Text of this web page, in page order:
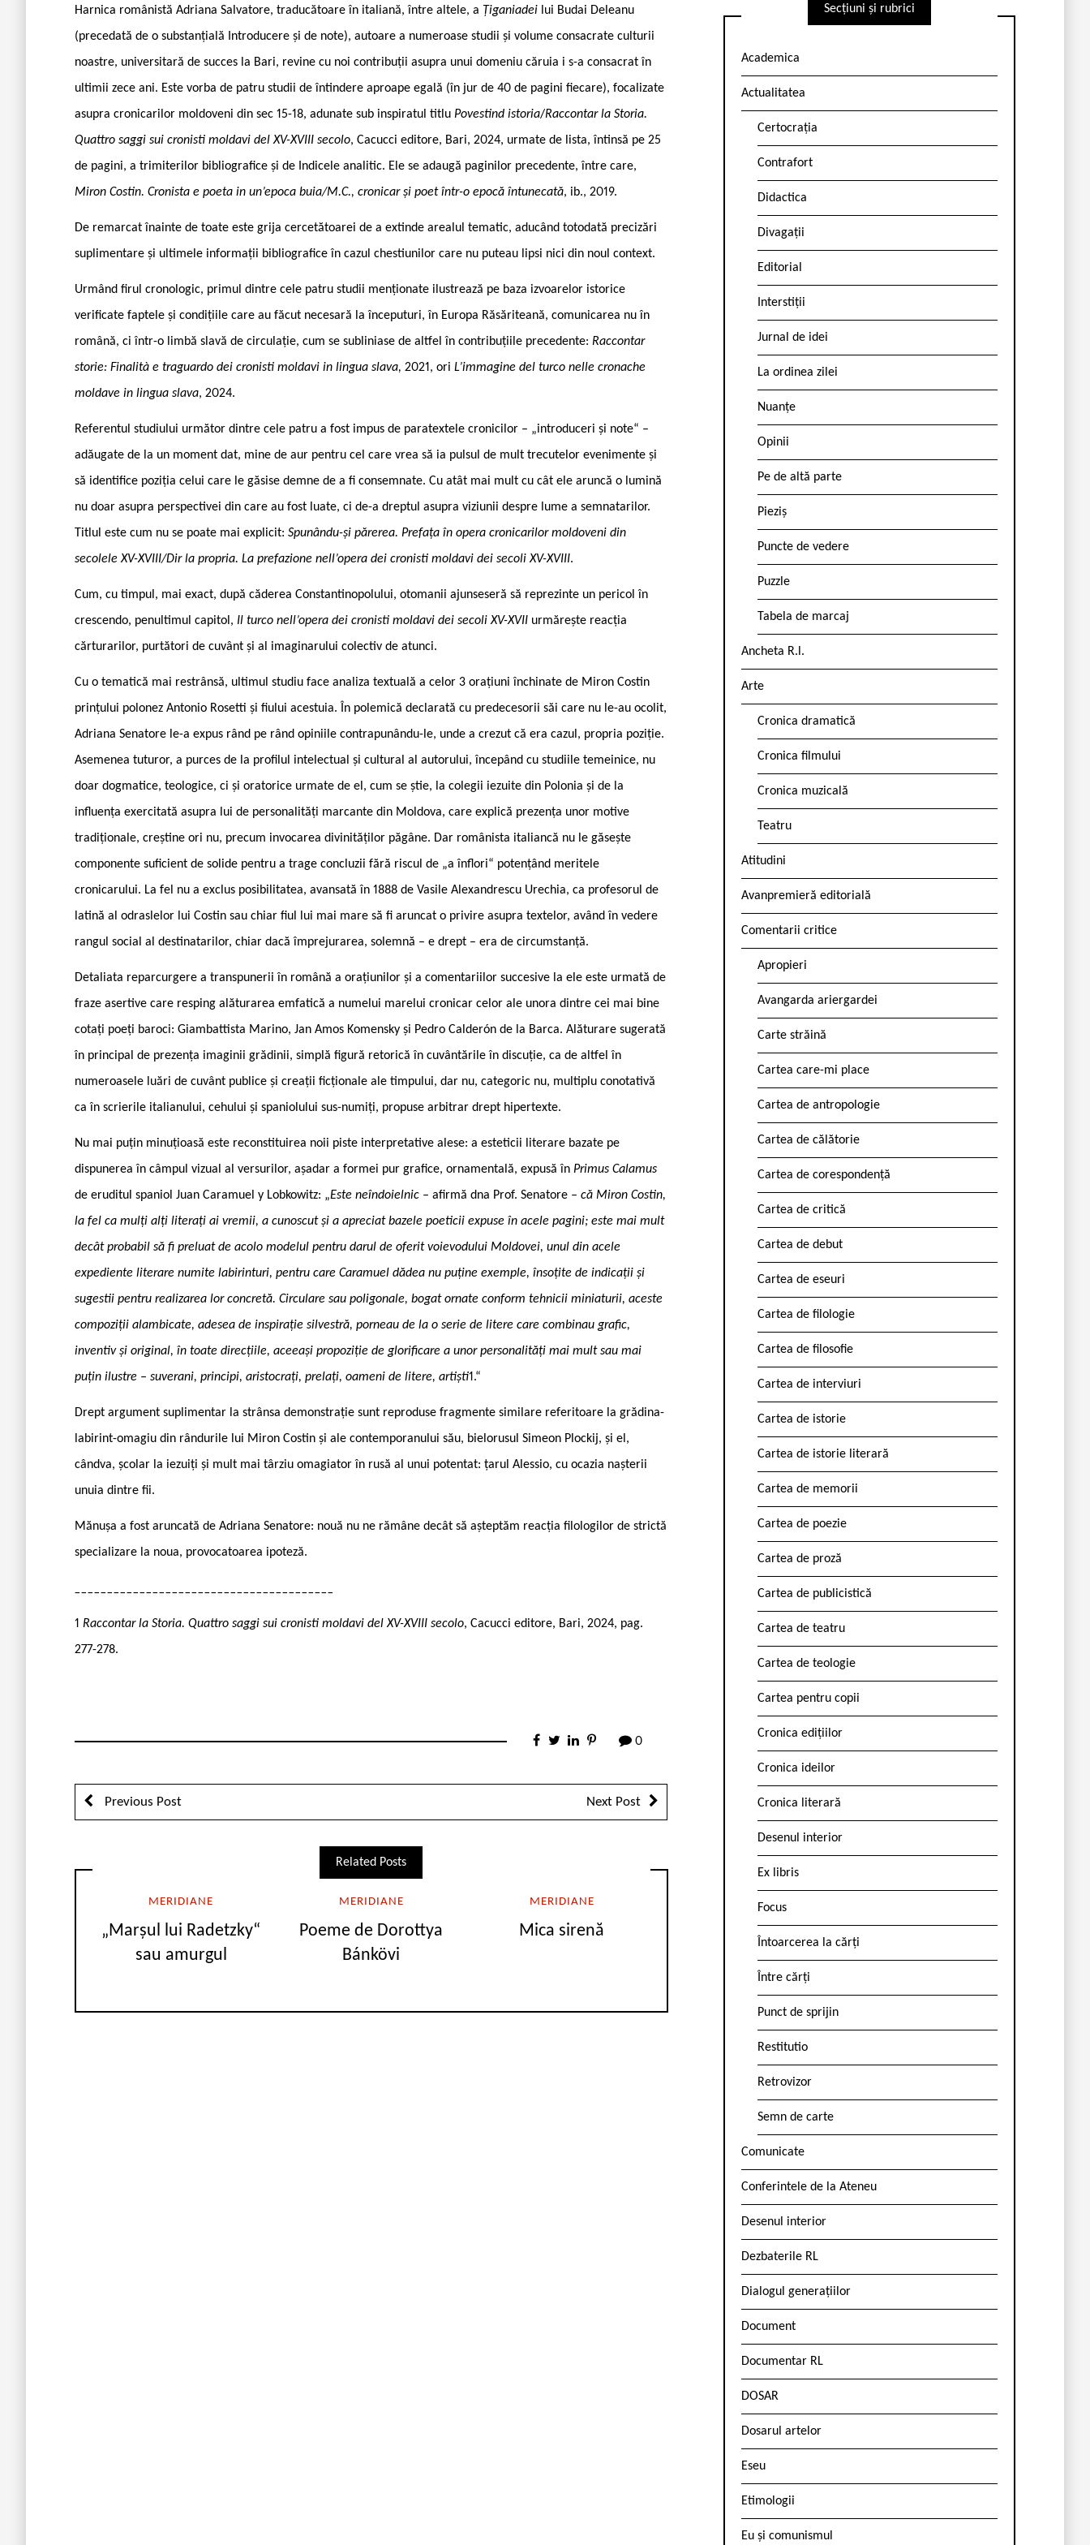
Harnica românistă Adriana Salvatore, traducătoare în italiană, între altele, a Țiganiadei lui Budai Deleanu
(precedată de o substanțială Introducere și de note), autoare a numeroase studii și volume consacrate culturii
noastre, universitară de succes la Bari, revine cu noi contribuții asupra unui domeniu căruia i s-a consacrat în
ultimii zece ani. Este vorba de patru studii de întindere aproape egală (în jur de 40 de pagini fiecare), focalizate
asupra cronicarilor moldoveni din sec 15-18, adunate sub inspiratul titlu Povestind istoria/Raccontar la Storia.
Quattro saggi sui cronisti moldavi del XV-XVIII secolo, Cacucci editore, Bari, 2024, urmate de lista, întinsă pe 25
de pagini, a trimiterilor bibliografice și de Indicele analitic. Ele se adaugă paginilor precedente, între care,
Miron Costin. Cronista e poeta in un’epoca buia/M.C., cronicar și poet într-o epocă întunecată, ib., 2019.
De remarcat înainte de toate este grija cercetătoarei de a extinde arealul tematic, aducând totodată precizări
suplimentare și ultimele informații bibliografice în cazul chestiunilor care nu puteau lipsi nici din noul context.
Urmând firul cronologic, primul dintre cele patru studii menționate ilustrează pe baza izvoarelor istorice
verificate faptele și condițiile care au făcut necesară la începuturi, în Europa Răsăriteană, comunicarea nu în
română, ci într-o limbă slavă de circulație, cum se subliniase de altfel în contribuțiile precedente: Raccontar
storie: Finalità e traguardo dei cronisti moldavi in lingua slava, 2021, ori L’immagine del turco nelle cronache
moldave in lingua slava, 2024.
Referentul studiului următor dintre cele patru a fost impus de paratextele cronicilor – „introduceri și note“ –
adăugate de la un moment dat, mine de aur pentru cel care vrea să ia pulsul de mult trecutelor evenimente și
să identifice poziția celui care le găsise demne de a fi consemnate. Cu atât mai mult cu cât ele aruncă o lumină
nu doar asupra perspectivei din care au fost luate, ci de-a dreptul asupra viziunii despre lume a semnatarilor.
Titlul este cum nu se poate mai explicit: Spunându-și părerea. Prefața în opera cronicarilor moldoveni din
secolele XV-XVIII/Dir la propria. La prefazione nell’opera dei cronisti moldavi dei secoli XV-XVIII.
Cum, cu timpul, mai exact, după căderea Constantinopolului, otomanii ajunseseră să reprezinte un pericol în
crescendo, penultimul capitol, Il turco nell’opera dei cronisti moldavi dei secoli XV-XVII urmărește reacția
cărturarilor, purtători de cuvânt și al imaginarului colectiv de atunci.
Cu o tematică mai restrânsă, ultimul studiu face analiza textuală a celor 3 orațiuni închinate de Miron Costin
prințului polonez Antonio Rosetti și fiului acestuia. În polemică declarată cu predecesorii săi care nu le-au ocolit,
Adriana Senatore le-a expus rând pe rând opiniile contrapunându-le, unde a crezut că era cazul, propria poziție.
Asemenea tuturor, a purces de la profilul intelectual și cultural al autorului, începând cu studiile temeinice, nu
doar dogmatice, teologice, ci și oratorice urmate de el, cum se știe, la colegii iezuite din Polonia și de la
influența exercitată asupra lui de personalități marcante din Moldova, care explică prezența unor motive
tradiționale, creștine ori nu, precum invocarea divinităților păgâne. Dar românista italiancă nu le găsește
componente suficient de solide pentru a trage concluzii fără riscul de „a înflori“ potențând meritele
cronicarului. La fel nu a exclus posibilitatea, avansată în 1888 de Vasile Alexandrescu Urechia, ca profesorul de
latină al odraslelor lui Costin sau chiar fiul lui mai mare să fi aruncat o privire asupra textelor, având în vedere
rangul social al destinatarilor, chiar dacă împrejurarea, solemnă – e drept – era de circumstanță.
Detaliata reparcurgere a transpunerii în română a orațiunilor și a comentariilor succesive la ele este urmată de
fraze asertive care resping alăturarea emfatică a numelui marelui cronicar celor ale unora dintre cei mai bine
cotați poeți baroci: Giambattista Marino, Jan Amos Komensky și Pedro Calderón de la Barca. Alăturare sugerată
în principal de prezența imaginii grădinii, simplă figură retorică în cuvântările în discuție, ca de altfel în
numeroasele luări de cuvânt publice și creații ficționale ale timpului, dar nu, categoric nu, multiplu conotativă
ca în scrierile italianului, cehului și spaniolului sus-numiți, propuse arbitrar drept hipertexte.
Nu mai puțin minuțioasă este reconstituirea noii piste interpretative alese: a esteticii literare bazate pe
dispunerea în câmpul vizual al versurilor, așadar a formei pur grafice, ornamentală, expusă în Primus Calamus
de eruditul spaniol Juan Caramuel y Lobkowitz: „Este neîndoielnic – afirmă dna Prof. Senatore – că Miron Costin,
la fel ca mulți alți literați ai vremii, a cunoscut și a apreciat bazele poeticii expuse în acele pagini; este mai mult
decât probabil să fi preluat de acolo modelul pentru darul de oferit voievodului Moldovei, unul din acele
expediente literare numite labirinturi, pentru care Caramuel dădea nu puține exemple, însoțite de indicații și
sugestii pentru realizarea lor concretă. Circulare sau poligonale, bogat ornate conform tehnicii miniaturii, aceste
compoziții alambicate, adesea de inspirație silvestră, porneau de la o serie de litere care combinau grafic,
inventiv și original, în toate direcțiile, aceeași propoziție de glorificare a unor personalități mai mult sau mai
puțin ilustre – suverani, principi, aristocrați, prelați, oameni de litere, artiști1.“
Drept argument suplimentar la strânsa demonstrație sunt reproduse fragmente similare referitoare la grădina-
labirint-omagiu din rândurile lui Miron Costin și ale contemporanului său, bielorusul Simeon Plockij, și el,
cândva, școlar la iezuiți și mult mai târziu omagiator în rusă al unui potentat: țarul Alessio, cu ocazia nașterii
unuia dintre fii.
Mănușa a fost aruncată de Adriana Senatore: nouă nu ne rămâne decât să așteptăm reacția filologilor de strictă
specializare la noua, provocatoarea ipoteză.
1 Raccontar la Storia. Quattro saggi sui cronisti moldavi del XV-XVIII secolo, Cacucci editore, Bari, 2024, pag.
277-278.
0
Previous Post Next Post
Related Posts
MERIDIANE
„Marşul lui Radetzky“
sau amurgul
MERIDIANE
Poeme de Dorottya
Bánkövi
MERIDIANE
Mica sirenă
Secțiuni și rubrici
Academica
Actualitatea
Certocrația
Contrafort
Didactica
Divagații
Editorial
Interstiții
Jurnal de idei
La ordinea zilei
Nuanțe
Opinii
Pe de altă parte
Pieziș
Puncte de vedere
Puzzle
Tabela de marcaj
Ancheta R.l.
Arte
Cronica dramatică
Cronica filmului
Cronica muzicală
Teatru
Atitudini
Avanpremieră editorială
Comentarii critice
Apropieri
Avangarda ariergardei
Carte străină
Cartea care-mi place
Cartea de antropologie
Cartea de călătorie
Cartea de corespondență
Cartea de critică
Cartea de debut
Cartea de eseuri
Cartea de filologie
Cartea de filosofie
Cartea de interviuri
Cartea de istorie
Cartea de istorie literară
Cartea de memorii
Cartea de poezie
Cartea de proză
Cartea de publicistică
Cartea de teatru
Cartea de teologie
Cartea pentru copii
Cronica edițiilor
Cronica ideilor
Cronica literară
Desenul interior
Ex libris
Focus
Întoarcerea la cărți
Între cărți
Punct de sprijin
Restitutio
Retrovizor
Semn de carte
Comunicate
Conferintele de la Ateneu
Desenul interior
Dezbaterile RL
Dialogul generațiilor
Document
Documentar RL
DOSAR
Dosarul artelor
Eseu
Etimologii
Eu și comunismul